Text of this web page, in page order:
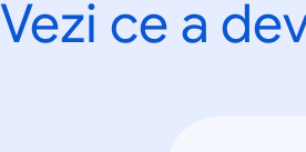
Vezi ce a